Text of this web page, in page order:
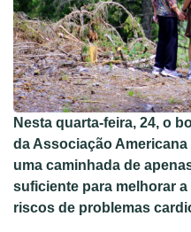
Nesta quarta-feira, 24, o
da Associação
uma caminhada de
suficiente para melhorar
riscos de problemas